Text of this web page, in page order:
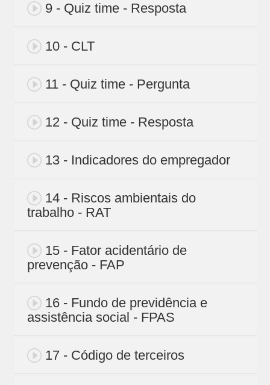
9 - Quiz time - Resposta
10 - CLT
11 - Quiz time - Pergunta
12 - Quiz time - Resposta
13 - Indicadores do empregador
14 - Riscos ambientais do
trabalho - RAT
15 - Fator acidentário de
prevenção - FAP
16 - Fundo de previdência e
assistência social - FPAS
17 - Código de terceiros